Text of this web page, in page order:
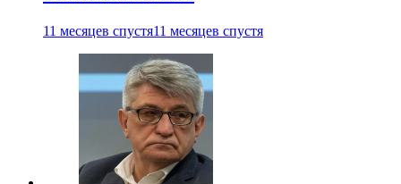
11 месяцев спустя11 месяцев спустя